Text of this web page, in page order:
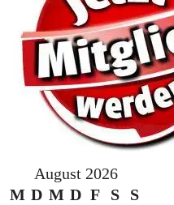
August 2026
M D M D F S
S